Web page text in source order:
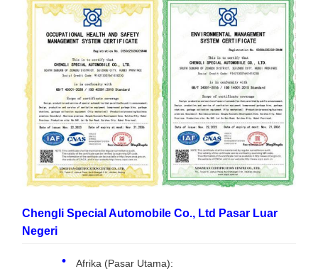
Chengli Special Automobile Co., Ltd Pasar Luar
Negeri
Afrika (Pasar Utama):